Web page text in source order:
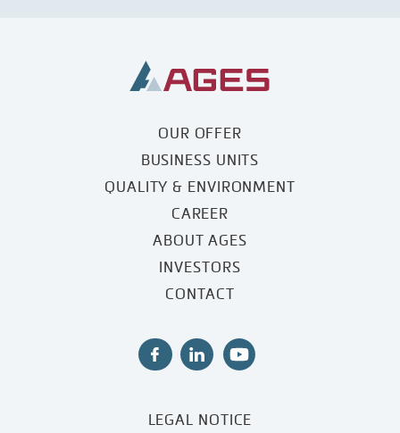
OUR OFFER
BUSINESS UNITS
QUALITY & ENVIRONMENT
CAREER
ABOUT AGES
INVESTORS
CONTACT
LEGAL NOTICE